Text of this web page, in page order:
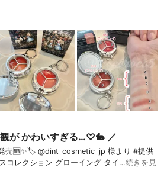
が かわいすぎる…♡🐇 ／
売🆕✨⁡🏷️ @dint_cosmetic_jp 様より #提供
コレクション グローイング タイ…続きを見